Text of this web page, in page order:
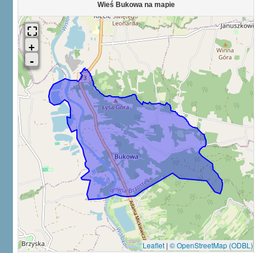
Wieś Bukowa na mapie
Leaflet | © OpenStreetMap (ODBL)